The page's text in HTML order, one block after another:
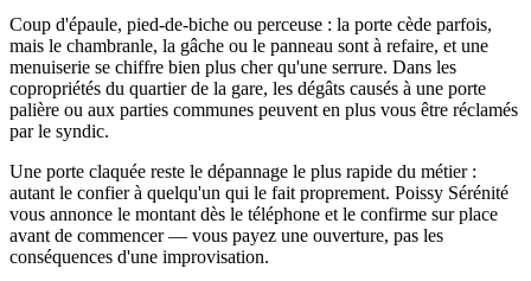
Coup d'épaule, pied-de-biche ou perceuse : la porte cède parfois,
mais le chambranle, la gâche ou le panneau sont à refaire, et une
menuiserie se chiffre bien plus cher qu'une serrure. Dans les
copropriétés du quartier de la gare, les dégâts causés à une porte
palière ou aux parties communes peuvent en plus vous être réclamés
par le syndic.
Une porte claquée reste le dépannage le plus rapide du métier :
autant le confier à quelqu'un qui le fait proprement. Poissy Sérénité
vous annonce le montant dès le téléphone et le confirme sur place
avant de commencer — vous payez une ouverture, pas les
conséquences d'une improvisation.